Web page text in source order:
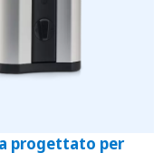
progettato per